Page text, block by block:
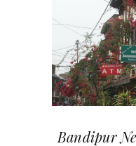
Bandipur